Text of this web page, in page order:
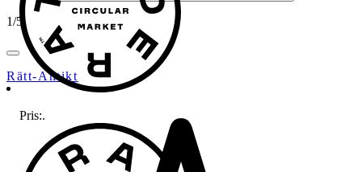
1/5
Rätt-Antikt
Pris:.